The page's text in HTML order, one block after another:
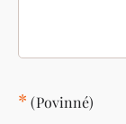
* (Povinné)